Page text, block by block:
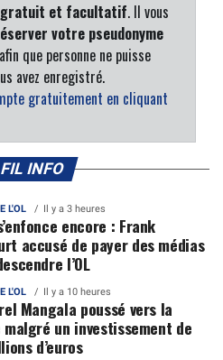
gratuit et facultatif. Il vous
votre pseudonyme
que personne ne puisse
avez enregistré.
gratuitement en cliquant
INFO
L'OL Il y a 3 heures
encore : Frank
accusé de payer des médias
l’OL
L'OL Il y a 10 heures
Mangala poussé vers la
un investissement de
d’euros